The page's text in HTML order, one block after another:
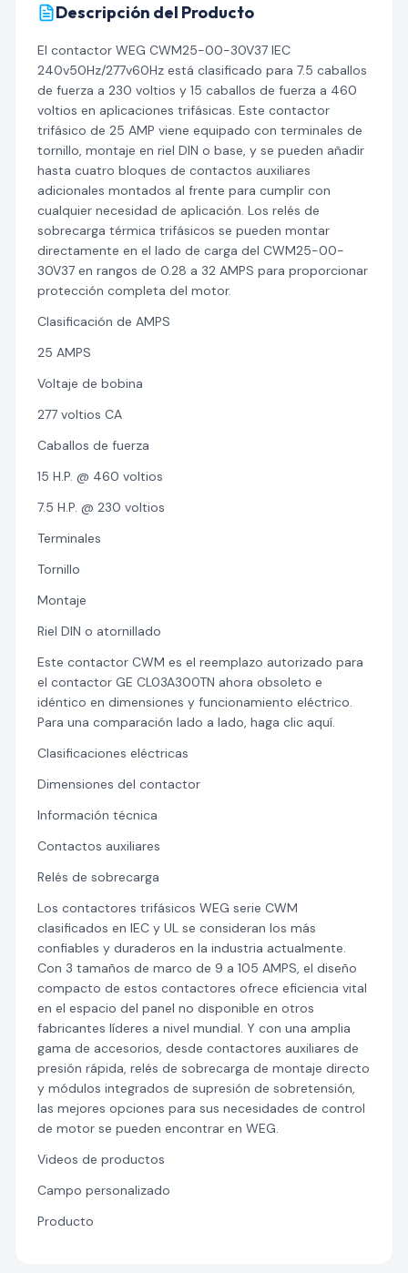
Descripción del Producto
El contactor WEG CWM25-00-30V37 IEC
240v50Hz/277v60Hz está clasificado para 7.5 caballos
de fuerza a 230 voltios y 15 caballos de fuerza a 460
voltios en aplicaciones trifásicas. Este contactor
trifásico de 25 AMP viene equipado con terminales de
tornillo, montaje en riel DIN o base, y se pueden añadir
hasta cuatro bloques de contactos auxiliares
adicionales montados al frente para cumplir con
cualquier necesidad de aplicación. Los relés de
sobrecarga térmica trifásicos se pueden montar
directamente en el lado de carga del CWM25-00-
30V37 en rangos de 0.28 a 32 AMPS para proporcionar
protección completa del motor.
Clasificación de AMPS
25 AMPS
Voltaje de bobina
277 voltios CA
Caballos de fuerza
15 H.P. @ 460 voltios
7.5 H.P. @ 230 voltios
Terminales
Tornillo
Montaje
Riel DIN o atornillado
Este contactor CWM es el reemplazo autorizado para
el contactor GE CL03A300TN ahora obsoleto e
idéntico en dimensiones y funcionamiento eléctrico.
Para una comparación lado a lado, haga clic aquí.
Clasificaciones eléctricas
Dimensiones del contactor
Información técnica
Contactos auxiliares
Relés de sobrecarga
Los contactores trifásicos WEG serie CWM
clasificados en IEC y UL se consideran los más
confiables y duraderos en la industria actualmente.
Con 3 tamaños de marco de 9 a 105 AMPS, el diseño
compacto de estos contactores ofrece eficiencia vital
en el espacio del panel no disponible en otros
fabricantes líderes a nivel mundial. Y con una amplia
gama de accesorios, desde contactores auxiliares de
presión rápida, relés de sobrecarga de montaje directo
y módulos integrados de supresión de sobretensión,
las mejores opciones para sus necesidades de control
de motor se pueden encontrar en WEG.
Videos de productos
Campo personalizado
Producto